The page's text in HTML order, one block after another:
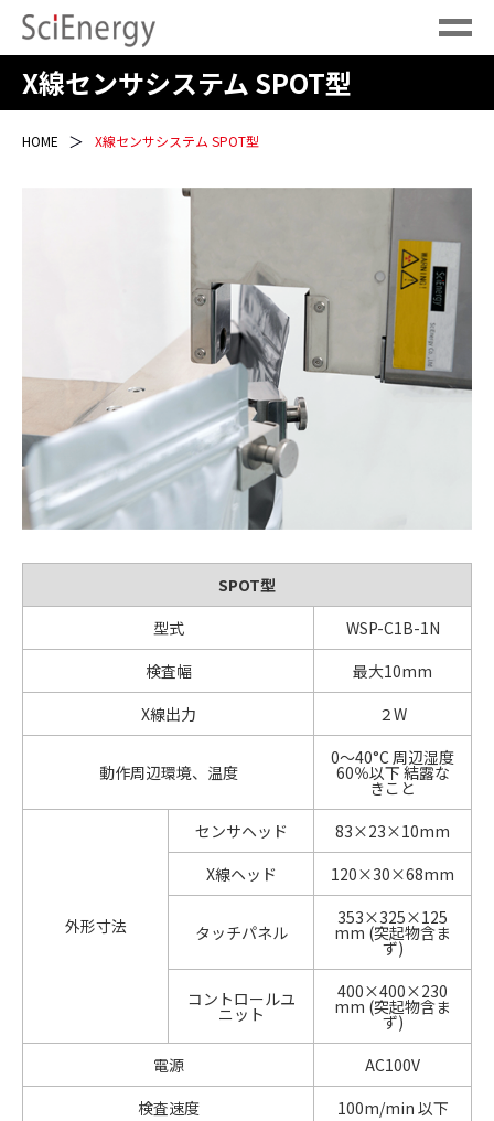
X線センサシステム SPOT型
HOME X線センサシステム SPOT型
SPOT型
型式
WSP-C1B-1N
検査幅
最大10mm
X線出力
２W
動作周辺環境、温度
0～40°C 周辺湿度
60％以下 結露な
きこと
外形寸法
センサヘッド
83×23×10mm
X線ヘッド
120×30×68mm
タッチパネル
353×325×125
mm (突起物含ま
ず)
コントロールユ
ニット
400×400×230
mm (突起物含ま
ず)
電源
AC100V
検査速度
100m/min 以下